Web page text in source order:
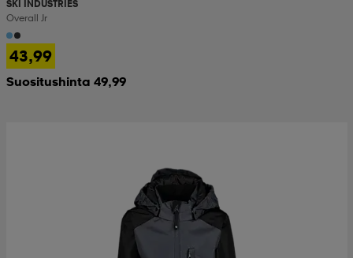
SKI INDUSTRIES
Overall Jr
43,99
Suositushinta 49,99